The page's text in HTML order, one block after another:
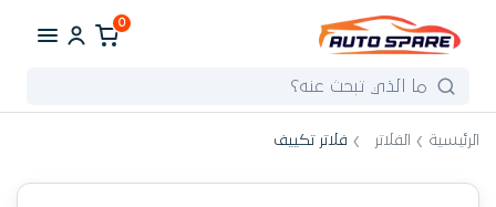
0
الرئيسية الفلاتر فلاتر تكييف